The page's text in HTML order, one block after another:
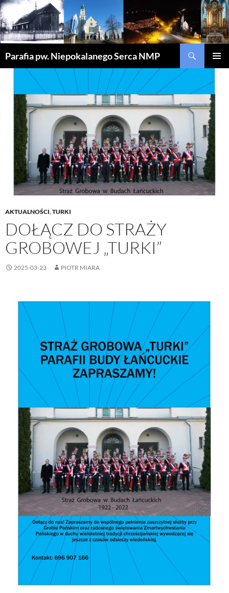
Parafia pw. Niepokalanego Serca NMP
AKTUALNOŚCI,TURKI
DOŁĄCZ DO STRAŻY
GROBOWEJ „TURKI”
2025-03-23 PIOTR MIARA